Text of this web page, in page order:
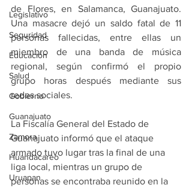
Legislativo
Seguridad
Educación
Salud
Gobierno
Guanajuato
Zamora
Huandacareo
Uruapan
de Flores, en Salamanca, Guanajuato.
Una masacre dejó un saldo fatal de 11
personas fallecidas, entre ellas un
miembro de una banda de música
regional, según confirmó el propio
grupo horas después mediante sus
redes sociales.
La Fiscalía General del Estado de
Guanajuato informó que el ataque
armado tuvo lugar tras la final de una
liga local, mientras un grupo de
personas se encontraba reunido en la